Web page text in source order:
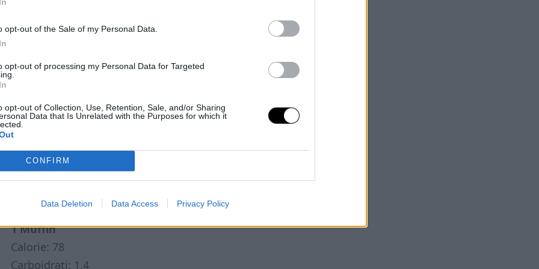
opt-out of the Sale of my Personal Data.
opt-out of processing my Personal Data for Targeted
opt-out of Collection, Use, Retention, Sale, and/or Sharing
Data that Is Unrelated with the Purposes for which it
CONFIRM
Data Deletion Data Access Privacy Policy
con questi
avere in pochi minuti una merenda sana,
e senza glutine
dolce anche seguendo la dieta
1 Muffin
Calorie: 78
Carboidrati: 1,4